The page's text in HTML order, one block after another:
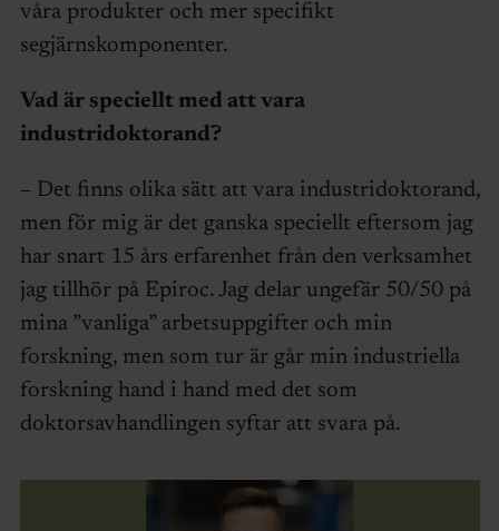
våra produkter och mer specifikt
segjärnskomponenter.
Vad är speciellt med att vara
industridoktorand?
– Det finns olika sätt att vara industridoktorand,
men för mig är det ganska speciellt eftersom jag
har snart 15 års erfarenhet från den verksamhet
jag tillhör på Epiroc. Jag delar ungefär 50/50 på
mina ”vanliga” arbetsuppgifter och min
forskning, men som tur är går min industriella
forskning hand i hand med det som
doktorsavhandlingen syftar att svara på.